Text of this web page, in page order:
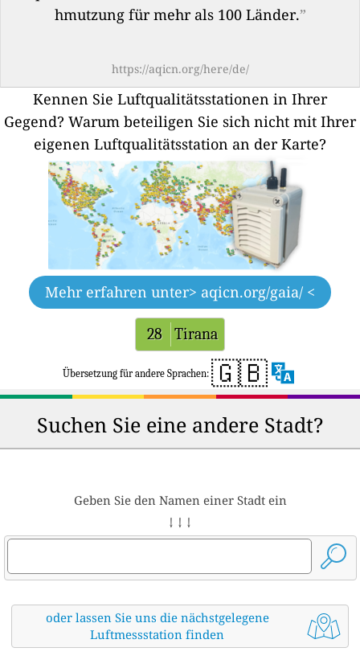
hmutzung für mehr als 100 Länder.”
https://aqicn.org/here/de/
Kennen Sie Luftqualitätsstationen in Ihrer
Gegend? Warum beteiligen Sie sich nicht mit Ihrer
eigenen Luftqualitätsstation an der Karte?
Mehr erfahren unter> aqicn.org/gaia/ <
28 Tirana
Übersetzung für andere Sprachen: 🇬🇧
Suchen Sie eine andere Stadt?
Geben Sie den Namen einer Stadt ein
↓ ↓ ↓
oder lassen Sie uns die nächstgelegene
Luftmessstation finden